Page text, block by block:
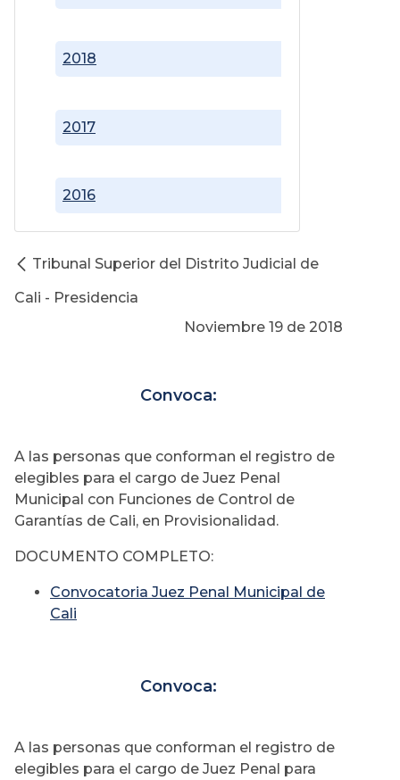
2016
2017
2018
Tribunal Superior del Distrito Judicial de
Cali - Presidencia
Noviembre 19 de 2018
Convoca:
A las personas que conforman el registro de
elegibles para el cargo de Juez Penal
Municipal con Funciones de Control de
Garantías de Cali, en Provisionalidad.
DOCUMENTO COMPLETO:
Convocatoria Juez Penal Municipal de
Cali
Convoca:
A las personas que conforman el registro de
elegibles para el cargo de Juez Penal para